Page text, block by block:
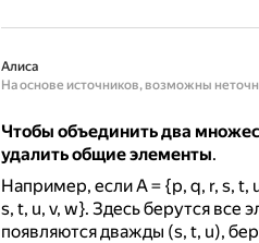
Алиса
На основе источников, возможны
Чтобы объединить два
удалить общие элементы.
Например, если A = {p, q, r, s, t,
s, t, u, v, w}. Здесь берутся все
появляются дважды (s, t, u),